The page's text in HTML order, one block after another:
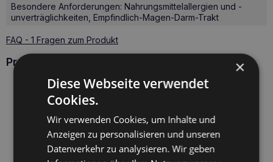
Besondere Anforderungen: Nahrungsmittelallergien und -
unverträglichkeiten, Empfindlich-Magen-Darm-Trakt
FAQ - 1 Fragen zum Produkt
Produkte PERRO ×
Diese Webseite verwendet
Cookies.
Wir verwenden Cookies, um Inhalte und
Anzeigen zu personalisieren und unseren
Datenverkehr zu analysieren. Wir geben